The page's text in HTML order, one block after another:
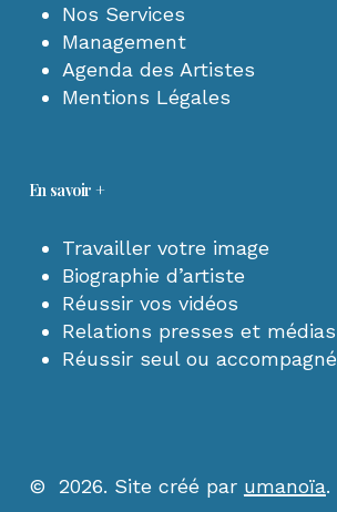
Nos Services
Management
Agenda des Artistes
Mentions Légales
En savoir +
Travailler votre image
Biographie d’artiste
Réussir vos vidéos
Relations presses et médias
Réussir seul ou accompagné
© 2026. Site créé par umanoïa.